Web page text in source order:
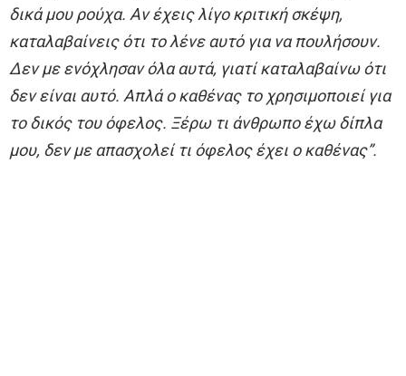
δικά μου ρούχα. Αν έχεις λίγο κριτική σκέψη,
καταλαβαίνεις ότι το λένε αυτό για να πουλήσουν.
Δεν με ενόχλησαν όλα αυτά, γιατί καταλαβαίνω ότι
δεν είναι αυτό. Απλά ο καθένας το χρησιμοποιεί για
το δικός του όφελος. Ξέρω τι άνθρωπο έχω δίπλα
μου, δεν με απασχολεί τι όφελος έχει ο καθένας”.